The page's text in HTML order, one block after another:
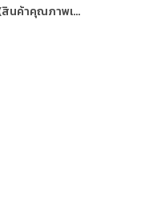
สินค้าคุณภาพเ…